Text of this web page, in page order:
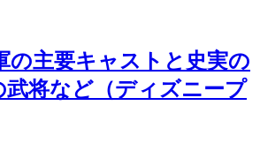
の主要キャストと史実の
武将など（ディズニープ